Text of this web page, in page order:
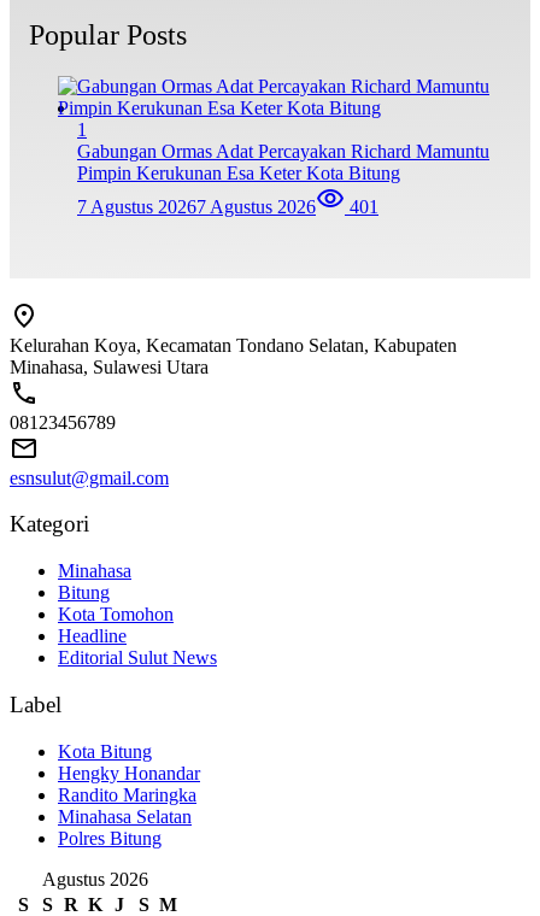
Popular Posts
1
Gabungan Ormas Adat Percayakan Richard Mamuntu
Pimpin Kerukunan Esa Keter Kota Bitung
7 Agustus 20267 Agustus 2026 401
Kelurahan Koya, Kecamatan Tondano Selatan, Kabupaten
Minahasa, Sulawesi Utara
08123456789
esnsulut@gmail.com
Kategori
Minahasa
Bitung
Kota Tomohon
Headline
Editorial Sulut News
Label
Kota Bitung
Hengky Honandar
Randito Maringka
Minahasa Selatan
Polres Bitung
Agustus 2026
S
S R K J S M